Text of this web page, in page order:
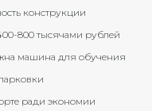
конструкции
800 тысячами рублей
машина для обучения
ради экономии